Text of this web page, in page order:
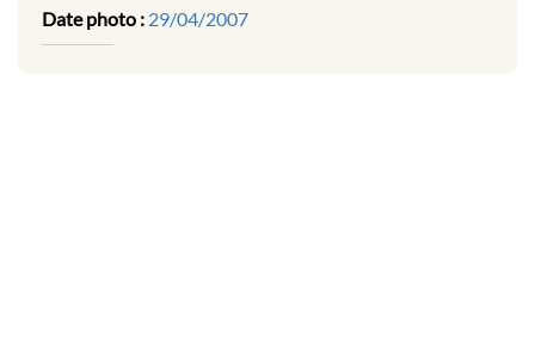
Date photo : 29/04/2007